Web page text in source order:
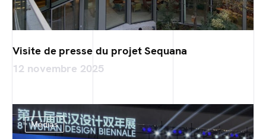
Visite de presse du projet Sequana
12 novembre 2025
Médias